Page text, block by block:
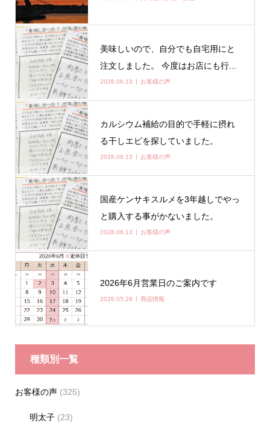
美味しいので、自分でも自宅用にと
注文しました。 今度はお店にも行...
2026.06.13 お客様の声
カルシウム補給の目的で手軽に摂れ
る干しエビを探していました。
2026.06.13 お客様の声
国産ケンサキスルメを3年越しでやっ
と購入する事がかないました。
2026.06.13 お客様の声
2026年6月営業日のご案内です
2026.05.29 商品情報
種類別一覧
お客様の声(325)
明太子 (23)